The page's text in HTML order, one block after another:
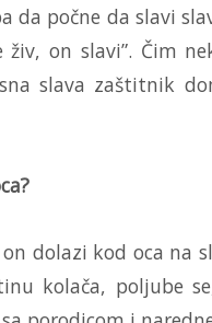
da počne da slavi
on slavi”. Čim
slava zaštitnik
dolazi kod oca na
kolača, poljube